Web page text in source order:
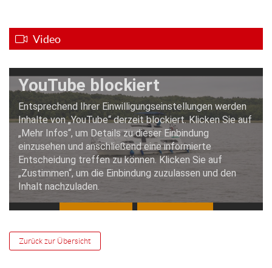
Video
Zurück zur Übersicht